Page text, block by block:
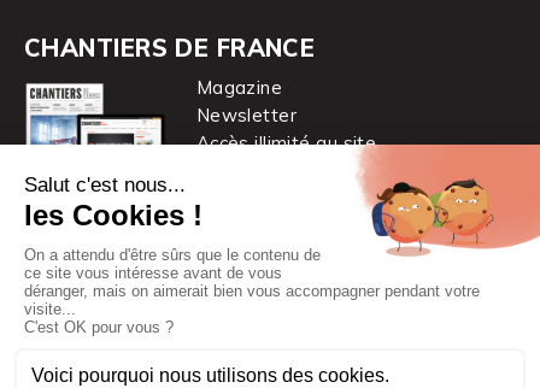
CHANTIERS DE FRANCE
Magazine
Newsletter
Accès illimité au site
Chantiers de France est une marque